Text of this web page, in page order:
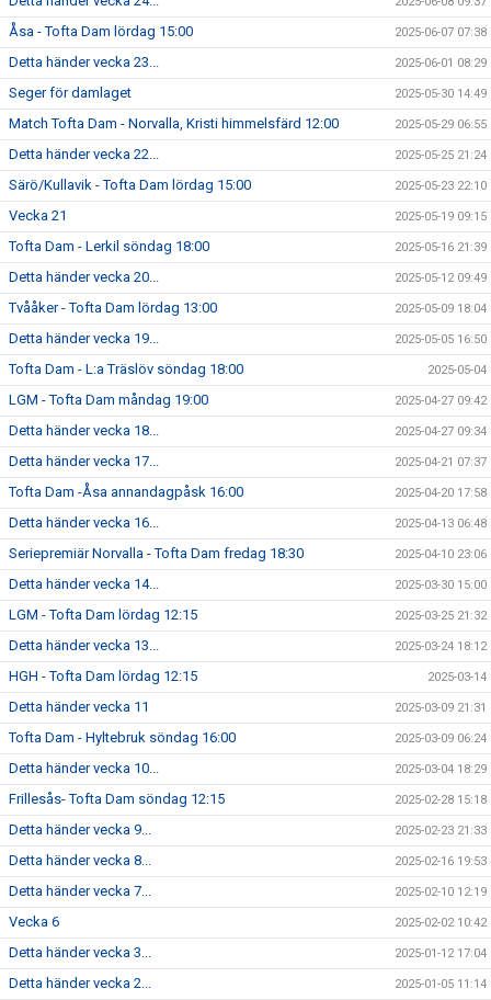
Åsa - Tofta Dam lördag 15:00 2025-06-07 07:38
Detta händer vecka 23... 2025-06-01 08:29
Seger för damlaget 2025-05-30 14:49
Match Tofta Dam - Norvalla, Kristi himmelsfärd 12:00 2025-05-29 06:55
Detta händer vecka 22... 2025-05-25 21:24
Särö/Kullavik - Tofta Dam lördag 15:00 2025-05-23 22:10
Vecka 21 2025-05-19 09:15
Tofta Dam - Lerkil söndag 18:00 2025-05-16 21:39
Detta händer vecka 20... 2025-05-12 09:49
Tvååker - Tofta Dam lördag 13:00 2025-05-09 18:04
Detta händer vecka 19... 2025-05-05 16:50
Tofta Dam - L:a Träslöv söndag 18:00 2025-05-04
LGM - Tofta Dam måndag 19:00 2025-04-27 09:42
Detta händer vecka 18... 2025-04-27 09:34
Detta händer vecka 17... 2025-04-21 07:37
Tofta Dam -Åsa annandagpåsk 16:00 2025-04-20 17:58
Detta händer vecka 16... 2025-04-13 06:48
Seriepremiär Norvalla - Tofta Dam fredag 18:30 2025-04-10 23:06
Detta händer vecka 14... 2025-03-30 15:00
LGM - Tofta Dam lördag 12:15 2025-03-25 21:32
Detta händer vecka 13... 2025-03-24 18:12
HGH - Tofta Dam lördag 12:15 2025-03-14
Detta händer vecka 11 2025-03-09 21:31
Tofta Dam - Hyltebruk söndag 16:00 2025-03-09 06:24
Detta händer vecka 10... 2025-03-04 18:29
Frillesås- Tofta Dam söndag 12:15 2025-02-28 15:18
Detta händer vecka 9... 2025-02-23 21:33
Detta händer vecka 8... 2025-02-16 19:53
Detta händer vecka 7... 2025-02-10 12:19
Vecka 6 2025-02-02 10:42
Detta händer vecka 3... 2025-01-12 17:04
Detta händer vecka 2... 2025-01-05 11:14